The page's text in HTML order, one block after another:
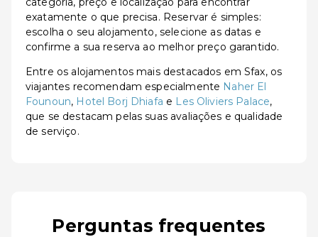
exatamente o que precisa. Reservar é simples:
escolha o seu alojamento, selecione as datas e
confirme a sua reserva ao melhor preço garantido.
Entre os alojamentos mais destacados em Sfax, os
viajantes recomendam especialmente Naher El
Founoun, Hotel Borj Dhiafa e Les Oliviers Palace,
que se destacam pelas suas avaliações e qualidade
de serviço.
Perguntas frequentes